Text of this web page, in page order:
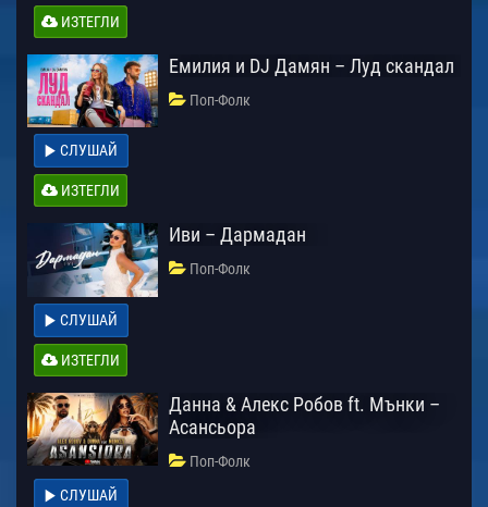
ИЗТЕГЛИ
Емилия и DJ Дамян – Луд скандал
Поп-Фолк
СЛУШАЙ
ИЗТЕГЛИ
Иви – Дармадан
Поп-Фолк
СЛУШАЙ
ИЗТЕГЛИ
Данна & Алекс Робов ft. Мънки –
Асансьора
Поп-Фолк
СЛУШАЙ